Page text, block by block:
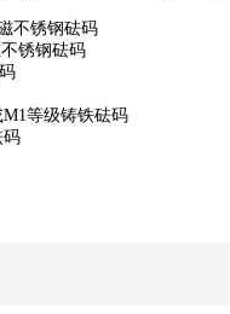
不锈钢砝码
锈钢砝码
等级铸铁砝码
码